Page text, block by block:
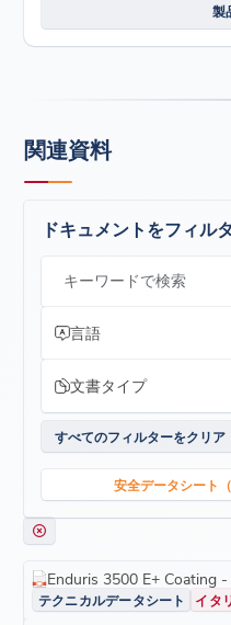
製
関連資料
ドキュメントをフィル
キーワードで検索
言語
文書タイプ
すべてのフィルターをクリア
安全データシート
Enduris 3500 E+ Coating
テクニカルデータシート イタ